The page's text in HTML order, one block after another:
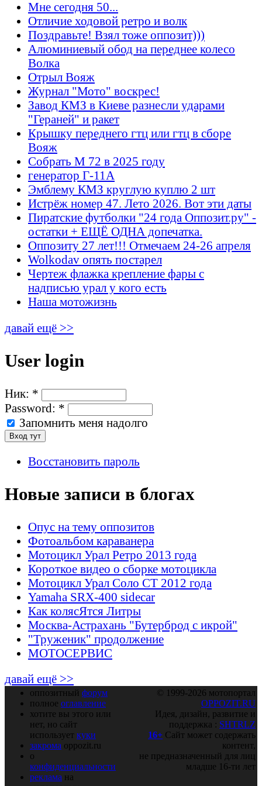
Мне сегодня 50...
Отличие ходовой ретро и волк
Поздравьте! Взял тоже оппозит)))
Алюминиевый обод на переднее колесо
Волка
Отрыл Вояж
Журнал "Мото" воскрес!
Завод КМЗ в Киеве разнесли ударами
"Гераней" и ракет
Крышку переднего гтц или гтц в сборе
Вояж
Собрать М 72 в 2025 году
генератор Г-11А
Эмблему КМЗ круглую куплю 2 шт
Истрёж номер 47. Лето 2026. Вот эти даты
Пиратские футболки "24 года Оппозит.ру" -
остатки + ЕЩЁ ОДНА допечатка.
Оппозиту 27 лет!!! Отмечаем 24-26 апреля
Wolkodav опять постарел
Чертеж флажка крепление фары с
надписью урал у кого есть
Наша мотожизнь
давай ещё >>
User login
Ник: *
Password: *
Запомнить меня надолго
Восстановить пароль
Новые записи в блогах
Опус на тему оппозитов
Фотоальбом караванера
Мотоцикл Урал Ретро 2013 года
Короткое видео о сборке мотоцикла
Мотоцикл Урал Соло СТ 2012 года
Yamaha SRX-400 sidecar
Как колясЯтся Литры
Москва-Астрахань "Бутерброд с икрой"
"Труженик" продолжение
МОТОСЕРВИС
давай ещё >>
оппозитный форум
полное оглавление
хотите вы этого или
нет, но сайт
использует куки
закрома oppozit.ru
о
конфиденциальности
реклама на
© 1999-2026 мотопортал
OPPOZIT.RU
Идея, дизайн, развитие и
поддержка : SHTRLZ
16+ Сайт может содержать
контент,
не предназначенный для лиц
младше 16-ти лет